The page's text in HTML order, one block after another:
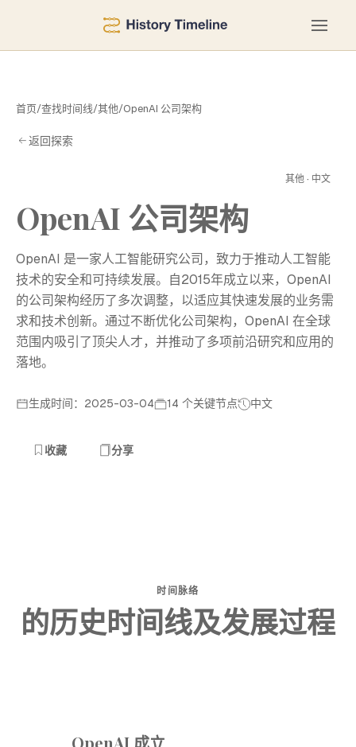
首页/查找时间线/其他/OpenAI 公司架构
返回探索
其他 · 中文
OpenAI 公司架构
OpenAI 是一家人工智能研究公司，致力于推动人工智能
技术的安全和可持续发展。自2015年成立以来，OpenAI
的公司架构经历了多次调整，以适应其快速发展的业务需
求和技术创新。通过不断优化公司架构，OpenAI 在全球
范围内吸引了顶尖人才，并推动了多项前沿研究和应用的
落地。
生成时间：2025-03-04 14 个关键节点 中文
收藏 分享
时间脉络
的历史时间线及发展过程
OpenAI 成立